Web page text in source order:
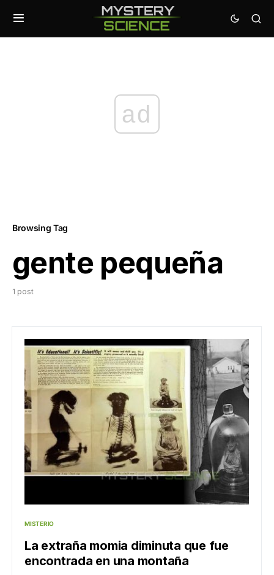
ad
Browsing Tag
gente pequeña
1 post
MISTERIO
La extraña momia diminuta que fue
encontrada en una montaña